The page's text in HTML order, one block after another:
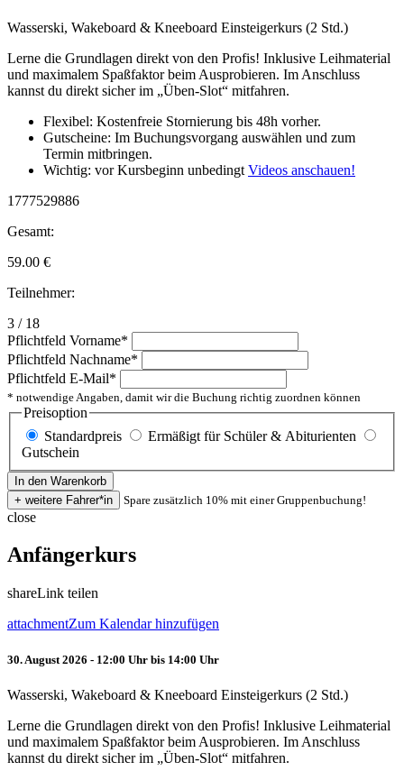
Wasserski, Wakeboard & Kneeboard Einsteigerkurs (2 Std.)
Lerne die Grundlagen direkt von den Profis! Inklusive Leihmaterial
und maximalem Spaßfaktor beim Ausprobieren. Im Anschluss
kannst du direkt sicher im „Üben-Slot“ mitfahren.
Flexibel: Kostenfreie Stornierung bis 48h vorher.
Gutscheine: Im Buchungsvorgang auswählen und zum
Termin mitbringen.
Wichtig: vor Kursbeginn unbedingt Videos anschauen!
1777529886
Gesamt:
59.00 €
Teilnehmer:
3 / 18
Pflichtfeld Vorname*
Pflichtfeld Nachname*
Pflichtfeld E-Mail*
* notwendige Angaben, damit wir die Buchung richtig zuordnen können
Preisoption
Standardpreis
Ermäßigt für Schüler & Abiturienten
Gutschein
Spare zusätzlich 10% mit einer Gruppenbuchung!
close
Anfängerkurs
shareLink teilen
attachmentZum Kalendar hinzufügen
30. August 2026 - 12:00 Uhr bis 14:00 Uhr
Wasserski, Wakeboard & Kneeboard Einsteigerkurs (2 Std.)
Lerne die Grundlagen direkt von den Profis! Inklusive Leihmaterial
und maximalem Spaßfaktor beim Ausprobieren. Im Anschluss
kannst du direkt sicher im „Üben-Slot“ mitfahren.